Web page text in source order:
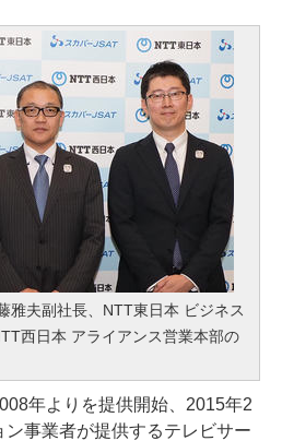
雅夫副社長、NTT東日本 ビジネス
西日本 アライアンス営業本部の
年よりを提供開始、2015年2
ン事業者が提供するテレビサー